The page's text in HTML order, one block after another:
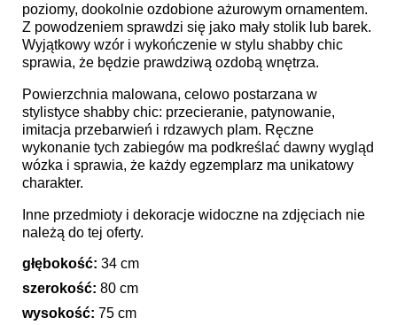
poziomy, dookolnie ozdobione ażurowym ornamentem.
Z powodzeniem sprawdzi się jako mały stolik lub barek.
Wyjątkowy wzór i wykończenie w stylu shabby chic
sprawia, że będzie prawdziwą ozdobą wnętrza.
Powierzchnia malowana, celowo postarzana w
stylistyce shabby chic: przecieranie, patynowanie,
imitacja przebarwień i rdzawych plam. Ręczne
wykonanie tych zabiegów ma podkreślać dawny wygląd
wózka i sprawia, że każdy egzemplarz ma unikatowy
charakter.
Inne przedmioty i dekoracje widoczne na zdjęciach nie
należą do tej oferty.
głębokość: 34 cm
szerokość: 80 cm
wysokość: 75 cm